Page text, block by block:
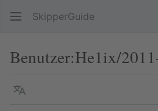
SkipperGuide
Benutzer:He1ix/
Sprache